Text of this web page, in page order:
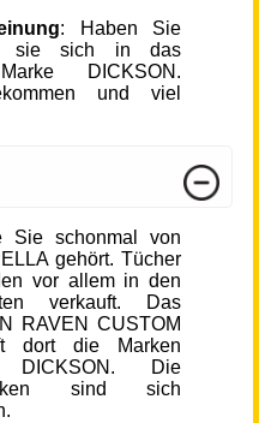
: Haben Sie
sie sich in das
DICKSON.
und viel
Sie schonmal von
gehört. Tücher
vor allem in den
verkauft. Das
RAVEN CUSTOM
dort die Marken
Die
sind sich